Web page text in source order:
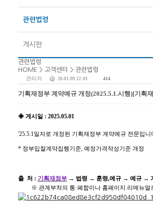
관련법령
게시판
관련법령
HOME > 고객센터 > 관련법령
관리자 26-01-09 12:43 414
기획재정부 계약예규 개정(2025.5.1.시행)[기획
◈ 게시일 : 2025.05.01
'25.5.1일자로 개정된 기획재정부 계약예규 전문입니
* 정부입찰계약집행기준, 예정가격작성기준 개정
출 처 : 기획재정부 → 법령 → 훈령,예규 → 예규 →
※ 관계부처의 통·폐합이나 홈페이지 리메뉴얼